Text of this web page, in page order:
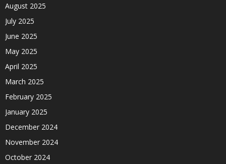
August 2025
July 2025
June 2025
May 2025
April 2025
March 2025
February 2025
January 2025
December 2024
November 2024
October 2024